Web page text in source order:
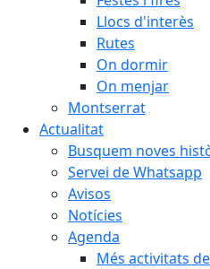
Llocs d'interès
Rutes
On dormir
On menjar
Montserrat
Actualitat
Busquem noves
Servei de Whatsapp
Avisos
Notícies
Agenda
Més activitats